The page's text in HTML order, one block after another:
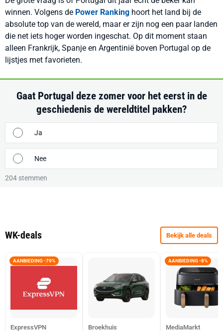
winnen. Volgens de Power Ranking hoort het land bij de
absolute top van de wereld, maar er zijn nog een paar landen
die net iets hoger worden ingeschat. Op dit moment staan
alleen Frankrijk, Spanje en Argentinië boven Portugal op de
lijstjes met favorieten.
Gaat Portugal deze zomer voor het eerst in de
geschiedenis de wereldtitel pakken?
Ja
Nee
204 stemmen
WK-deals Bekijk alle deals
AANBIEDING -79%
ExpressVPN Broekhuis
AANBIEDING -8%
MediaMarkt